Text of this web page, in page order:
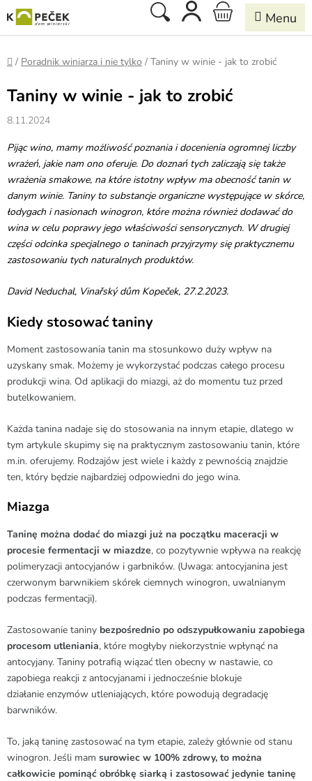
do
treści
Szukaj KOSZYK
Home
/ Poradnik winiarza i nie tylko / Taniny w winie - jak to zrobić
Taniny w winie - jak to zrobić
8.11.2024
Pijąc wino, mamy możliwość poznania i docenienia ogromnej liczby
wrażeń, jakie nam ono oferuje. Do doznań tych zaliczają się także
wrażenia smakowe, na które istotny wpływ ma obecność tanin w
danym winie. Taniny to substancje organiczne występujące w skórce,
łodygach i nasionach winogron, które można również dodawać do
wina w celu poprawy jego właściwości sensorycznych. W drugiej
części odcinka specjalnego o taninach przyjrzymy się praktycznemu
zastosowaniu tych naturalnych produktów.
David Neduchal, Vinařský dům Kopeček, 27.2.2023.
Kiedy stosować taniny
Moment zastosowania tanin ma stosunkowo duży wpływ na
uzyskany smak. Możemy je wykorzystać podczas całego procesu
produkcji wina. Od aplikacji do miazgi, aż do momentu tuz przed
butelkowaniem.
Każda tanina nadaje się do stosowania na innym etapie, dlatego w
tym artykule skupimy się na praktycznym zastosowaniu tanin, które
m.in. oferujemy. Rodzajów jest wiele i każdy z pewnością znajdzie
ten, który będzie najbardziej odpowiedni do jego wina.
Miazga
Taninę można dodać do miazgi już na początku maceracji w
procesie fermentacji w miazdze, co pozytywnie wpływa na reakcję
polimeryzacji antocyjanów i garbników. (Uwaga: antocyjanina jest
czerwonym barwnikiem skórek ciemnych winogron, uwalnianym
podczas fermentacji).
Zastosowanie taniny bezpośrednio po odszypułkowaniu zapobiega
procesom utleniania, które mogłyby niekorzystnie wpłynąć na
antocyjany. Taniny potrafią wiązać tlen obecny w nastawie, co
zapobiega reakcji z antocyjanami i jednocześnie blokuje
działanie enzymów utleniających, które powodują degradację
barwników.
To, jaką taninę zastosować na tym etapie, zależy głównie od stanu
winogron. Jeśli mam surowiec w 100% zdrowy, to można
całkowicie pominąć obróbkę siarką i zastosować jedynie taninę